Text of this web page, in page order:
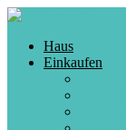
Haus
Einkaufen